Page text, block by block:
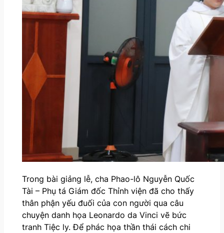
Trong bài giảng lễ, cha Phao-lô Nguyễn Quốc
Tài – Phụ tá Giám đốc Thỉnh viện đã cho thấy
thân phận yếu đuối của con người qua câu
chuyện danh họa Leonardo da Vinci vẽ bức
tranh Tiệc ly. Để phác họa thần thái cách chi